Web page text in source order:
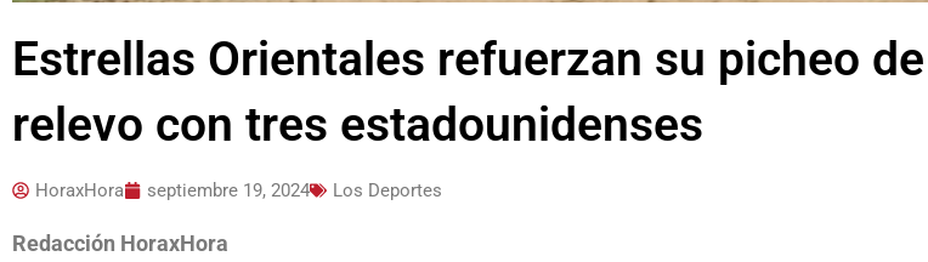
Estrellas Orientales refuerzan su picheo de
relevo con tres estadounidenses
HoraxHora septiembre 19, 2024 Los Deportes
Redacción HoraxHora